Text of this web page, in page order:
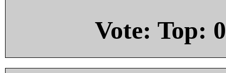
Vote: Top: 0